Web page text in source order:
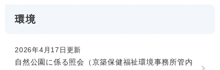
環境
2026年4月17日更新
自然公園に係る照会（京築保健福祉環境事務所管内